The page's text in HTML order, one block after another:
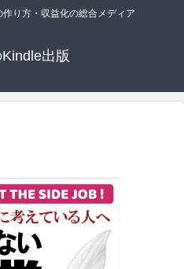
り方・収益化の総合メディア
出版